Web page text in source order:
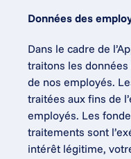
Données des
Dans le cadre de
traitons les
de nos employés.
traitées aux fins de
employés. Les
traitements sont
intérêt légitime,